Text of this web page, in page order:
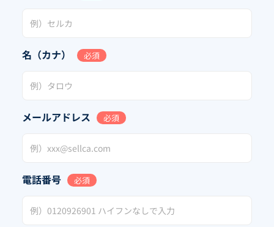
名（カナ） 必須
メールアドレス 必須
電話番号 必須